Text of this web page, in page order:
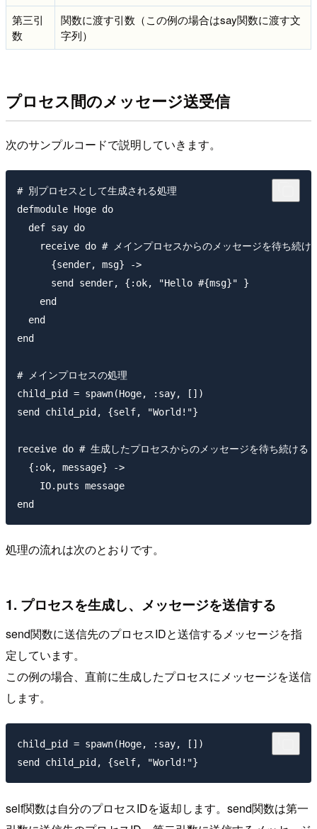
第三引
数
関数に渡す引数（この例の場合はsay関数に渡す文
字列）
プロセス間のメッセージ送受信
次のサンプルコードで説明していきます。
# 別プロセスとして生成される処理
defmodule Hoge do
  def say do
receive do # メインプロセスからのメッセージを待ち続け
      {sender, msg} ->
      send sender, {:ok, "Hello #{msg}" }
    end
  end
end
# メインプロセスの処理
child_pid = spawn(Hoge, :say, [])
send child_pid, {self, "World!"}
receive do # 生成したプロセスからのメッセージを待ち続ける
  {:ok, message} ->
    IO.puts message
処理の流れは次のとおりです。
1. プロセスを生成し、メッセージを送信する
send関数に送信先のプロセスIDと送信するメッセージを指
定しています。
この例の場合、直前に生成したプロセスにメッセージを送信
します。
child_pid = spawn(Hoge, :say, [])
self関数は自分のプロセスIDを返却します。send関数は第一